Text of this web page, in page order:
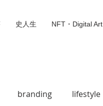
史人生 NFT・Digital Art
branding lifestyle